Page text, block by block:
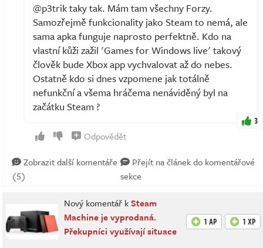
@p3trik taky tak. Mám tam všechny Forzy.
Samozřejmě funkcionality jako Steam to nemá, ale
sama apka funguje naprosto perfektně. Kdo na
vlastní kůži zažil 'Games for Windows live' takový
člověk bude Xbox app vychvalovat až do nebes.
Ostatně kdo si dnes vzpomene jak totálně
nefunkční a všema hráčema nenáviděný byl na
začátku Steam ?
3
Odpovědět
Zobrazit další komentáře
(5)
Přejít na článek do komentářové
sekce
Nový komentář kSteam
Machine je vyprodaná.
Překupníci využívají situace
1 AP 1 XP